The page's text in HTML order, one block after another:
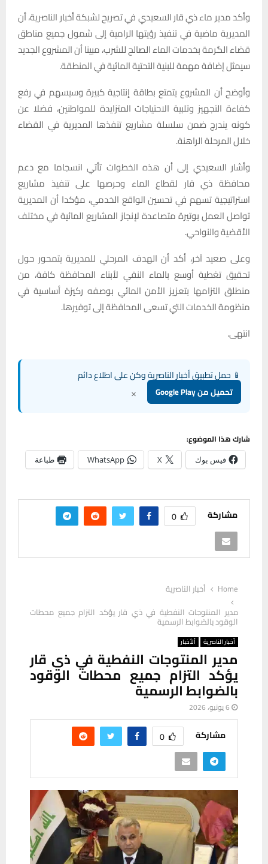
وأكد مدير ماء ذي قار السعيدي في تصريح لشبكة أخبار الناصرية، أن
المديرية ماضية في تنفيذ رؤيتها الرامية إلى شمول جميع مناطق
قضاء الگرمة بخدمات الماء الصالح للشرب، مبينا أن المشروع الجديد
سيمثل إضافة مهمة للبنية التحتية المائية في المنطقة.
وأوضح أن المشروع يتمتع بطاقة إنتاجية كبيرة وسيسهم في رفع
كفاءة التجهيز وتلبية الاحتياجات المتزايدة للمواطنين، فضلا عن
كونه يندرج ضمن سلسلة مشاريع تنفذها المديرية في القضاء
خلال المرحلة الراهنة.
وأشار السعيدي إلى أن هذه الخطوات تأتي انسجاما مع دعم
محافظة ذي قار لقطاع الماء وحرصها على تنفيذ مشاريع
استراتيجية تسهم في تحسين الواقع الخدمي، مؤكدا أن المديرية
تواصل العمل بوتيرة متصاعدة لإنجاز المشاريع المائية في مختلف
الأقضية والنواحي.
وعلى صعيد آخر، أكد أن الهدف المرحلي للمديرية يتمحور حول
تحقيق تغطية أوسع بالماء النقي لأبناء المحافظة كافة، من
منطلق التزامها بتعزيز الأمن المائي بوصفه ركيزة أساسية في
منظومة الخدمات التي تسعى المحافظة إلى توفيرها.
انتهى.
📱 حمل تطبيق أخبار الناصرية وكن على اطلاع دائم
تحميل من Google Play ×
شارك هذا الموضوع:
فيس بوك X
WhatsApp طباعة
مشاركة 0
Home
أخبار الناصرية
مدير المنتوجات النفطية في ذي قار يؤكد التزام جميع محطات
الوقود بالضوابط الرسمية
أخبار الناصرية ألأخبار
مدير المنتوجات النفطية في ذي قار
يؤكد التزام جميع محطات الوقود
بالضوابط الرسمية
6 يونيو، 2026
مشاركة 0